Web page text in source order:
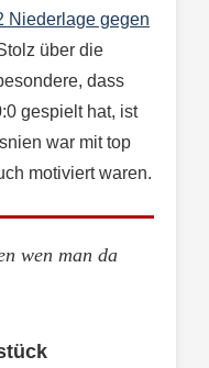
Niederlage gegen
über die
dass
gespielt hat, ist
war mit top
motiviert waren.
wen man da